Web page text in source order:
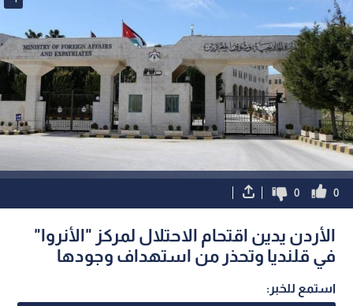
0
0
الأردن يدين اقتحام الاحتلال لمركز "الأنروا"
في قلنديا وتحذر من استهداف وجودها
استمع للخبر: